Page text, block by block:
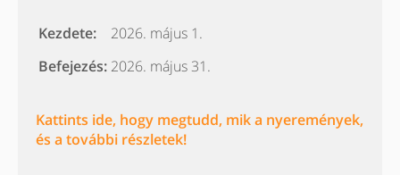
Kezdete:
2026. május 1.
Befejezés: 2026. május 31.
Kattints ide, hogy megtudd, mik a nyeremények,
és a további részletek!